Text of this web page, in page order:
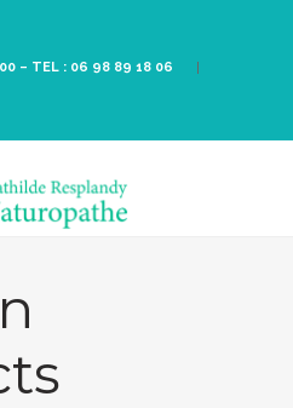
– TEL : 06 98 89 18 06